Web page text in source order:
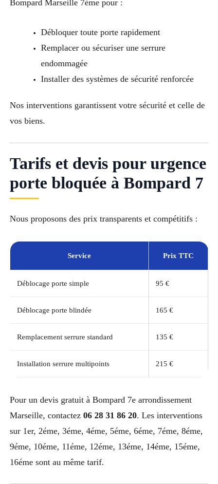
Bompard Marseille 7ème pour :
Débloquer toute porte rapidement
Remplacer ou sécuriser une serrure
endommagée
Installer des systèmes de sécurité renforcée
Nos interventions garantissent votre sécurité et celle de
vos biens.
Tarifs et devis pour urgence
porte bloquée à Bompard 7
Nous proposons des prix transparents et compétitifs :
Service Prix TTC
Déblocage porte simple 95 €
Déblocage porte blindée 165 €
Remplacement serrure standard 135 €
Installation serrure multipoints 215 €
Pour un devis gratuit à Bompard 7e arrondissement
Marseille, contactez 06 28 31 86 20. Les interventions
sur 1er, 2éme, 3éme, 4éme, 5éme, 6éme, 7éme, 8éme,
9éme, 10éme, 11éme, 12éme, 13éme, 14éme, 15éme,
16éme sont au même tarif.